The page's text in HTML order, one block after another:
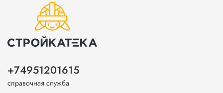
+74951201615
справочная служба